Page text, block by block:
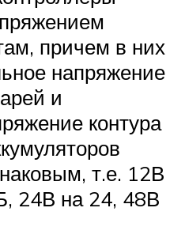
причем в них
напряжение
и
контура
т.е. 12В
24В на 24, 48В